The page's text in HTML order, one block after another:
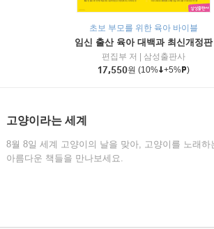
초보 부모를 위한 육아 바이블
임신 출산 육아 대백과 최신개정판
편집부 저
삼성출판사
17,550원 (10% +5% )
고양이라는 세계
8월 8일 세계 고양이의 날을 맞아, 고양이를 노래하
아름다운 책들을 만나보세요.